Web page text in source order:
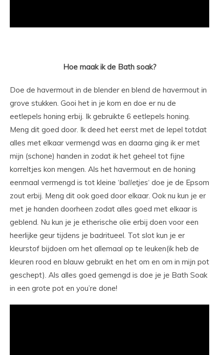
Hoe maak ik de Bath soak?
Doe de havermout in de blender en blend de havermout in
grove stukken. Gooi het in je kom en doe er nu de
eetlepels honing erbij. Ik gebruikte 6 eetlepels honing.
Meng dit goed door. Ik deed het eerst met de lepel totdat
alles met elkaar vermengd was en daarna ging ik er met
mijn (schone) handen in zodat ik het geheel tot fijne
korreltjes kon mengen. Als het havermout en de honing
eenmaal vermengd is tot kleine ‘balletjes‘ doe je de Epsom
zout erbij. Meng dit ook goed door elkaar. Ook nu kun je er
met je handen doorheen zodat alles goed met elkaar is
geblend. Nu kun je je etherische olie erbij doen voor een
heerlijke geur tijdens je badritueel. Tot slot kun je er
kleurstof bijdoen om het allemaal op te leuken(ik heb de
kleuren rood en blauw gebruikt en het om en om in mijn pot
geschept). Als alles goed gemengd is doe je je Bath Soak
in een grote pot en you’re done!